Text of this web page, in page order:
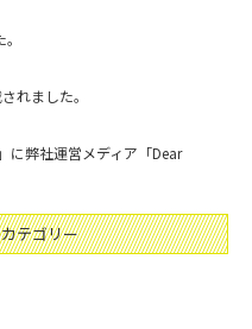
れました。
に弊社運営メディア「Dear
テゴリー